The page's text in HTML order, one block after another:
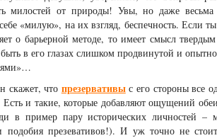
милостей от природы! Увы, но даже весьма
«милую», на их взгляд, беспечность. Если
о барьерной методе, то имеет смысл твердым
в его глазах слишком продвинутой и
скажет, что презервативыс его стороны все
и такие, которые добавляют ощущений
в пример пару исторических личностей –
презевативов!). И уж точно не стоит